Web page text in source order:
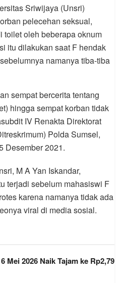
Sriwijaya (Unsri)
pelecehan seksual,
toilet oleh beberapa oknum
itu dilakukan saat F hendak
namanya tiba-tiba
sempat bercerita tentang
hingga sempat korban tidak
IV Renakta Direktorat
Polda Sumsel,
Desember 2021.
M A Yan Iskandar,
terjadi sebelum mahasiswi F
karena namanya tidak ada
viral di media sosial.
Mei 2026 Naik Tajam ke Rp2,79